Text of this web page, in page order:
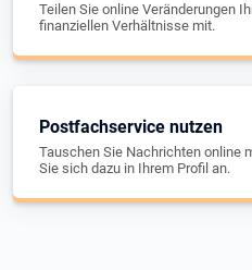
Teilen Sie online Veränderungen
finanziellen Verhältnisse mit.
Postfachservice nutzen
Tauschen Sie Nachrichten online
Sie sich dazu in Ihrem Profil an.